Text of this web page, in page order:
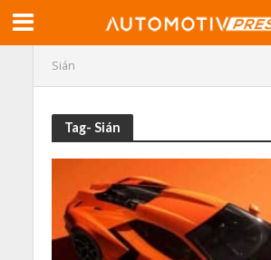
Sián
Tag- Sián